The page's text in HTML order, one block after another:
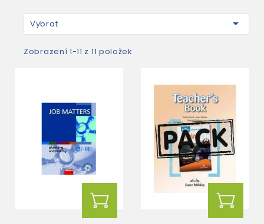
Vybrat 
Zobrazení 1-11 z 11 položek